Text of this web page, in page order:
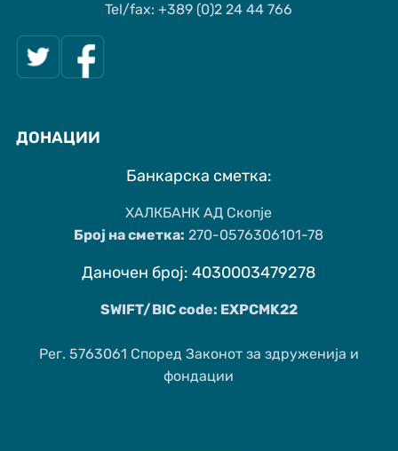
Tel/fax: +389 (0)2 24 44 766
ДОНАЦИИ
Банкарска сметка:
ХАЛКБАНК АД Скопје
Број на сметка: 270-0576306101-78
Даночен број: 4030003479278
SWIFT/BIC code: EXPCMK22
Рег. 5763061 Според Законот за здруженија и
фондации